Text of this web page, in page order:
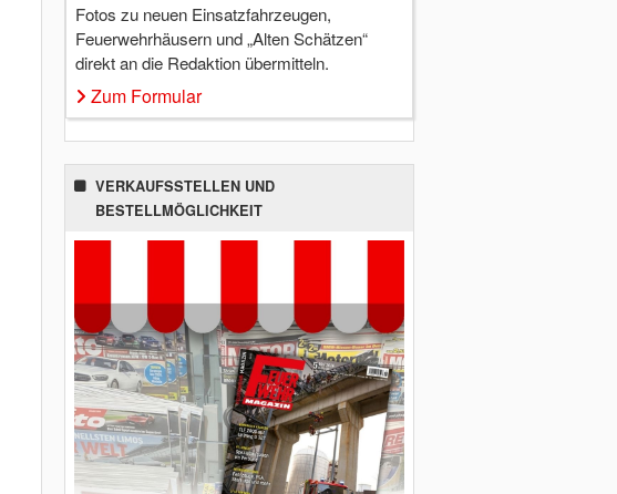
Fotos zu neuen Einsatzfahrzeugen,
Feuerwehrhäusern und „Alten Schätzen“
direkt an die Redaktion übermitteln.
Zum Formular
VERKAUFSSTELLEN UND
BESTELLMÖGLICHKEIT